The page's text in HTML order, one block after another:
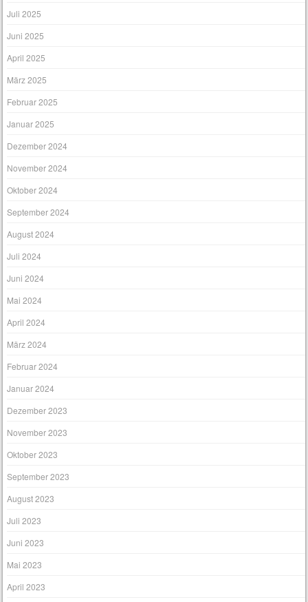
Juli 2025
Juni 2025
April 2025
März 2025
Februar 2025
Januar 2025
Dezember 2024
November 2024
Oktober 2024
September 2024
August 2024
Juli 2024
Juni 2024
Mai 2024
April 2024
März 2024
Februar 2024
Januar 2024
Dezember 2023
November 2023
Oktober 2023
September 2023
August 2023
Juli 2023
Juni 2023
Mai 2023
April 2023